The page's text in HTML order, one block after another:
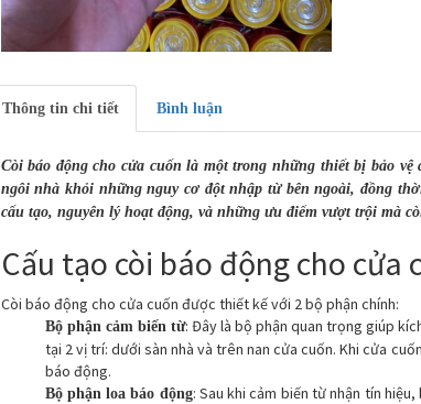
Thông tin chi tiết Bình luận
Còi báo động cho cửa cuốn là một trong những thiết bị bảo
ngôi nhà khỏi những nguy cơ đột nhập từ bên ngoài, đồng
cấu tạo, nguyên lý hoạt động, và những ưu điểm vượt trội mà
Cấu tạo còi báo động cho cửa
Còi báo động cho cửa cuốn được thiết kế với 2 bộ phận chính:
Bộ phận cảm biến từ: Đây là bộ phận quan trọng giúp
tại 2 vị trí: dưới sàn nhà và trên nan cửa cuốn. Khi cửa
báo động.
Bộ phận loa báo động: Sau khi cảm biến từ nhận tín